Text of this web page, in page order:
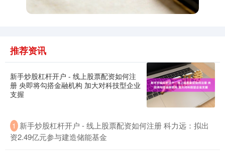
深证成指 14110.12 -34.08 -0.24%
推荐资讯
新手炒股杠杆开户 - 线上股票配资如何注
册 央即将勾搭金融机构 加大对科技型企业
支握
1 新手炒股杠杆开户 - 线上股票配资如何注册 科力远：拟出
资2.49亿元参与建造储能基金